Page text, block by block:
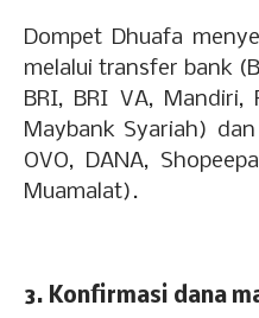
Dompet Dhuafa
melalui transfer bank
BRI, BRI VA, Mandiri,
Maybank Syariah) dan
OVO, DANA,
Muamalat).
3. Konfirmasi dana